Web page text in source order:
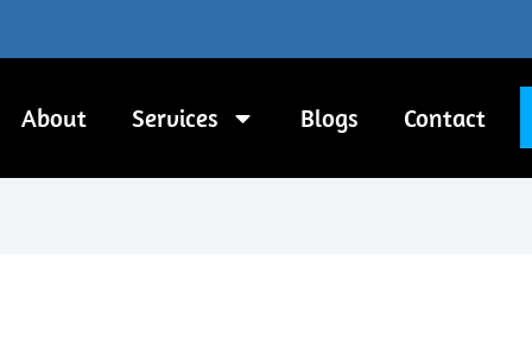
About Services Blogs Contact